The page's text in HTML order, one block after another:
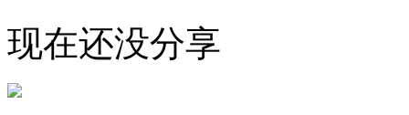
现在还没分享